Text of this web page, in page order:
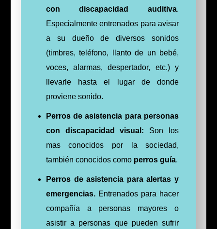
con discapacidad auditiva.
Especialmente entrenados para avisar
a su dueño de diversos sonidos
(timbres, teléfono, llanto de un bebé,
voces, alarmas, despertador, etc.) y
llevarle hasta el lugar de donde
proviene sonido.
Perros de asistencia para personas
con discapacidad visual: Son los
mas conocidos por la sociedad,
también conocidos como perros guía.
Perros de asistencia para alertas y
emergencias.Entrenados para hacer
compañía a personas mayores o
asistir a personas que pueden sufrir